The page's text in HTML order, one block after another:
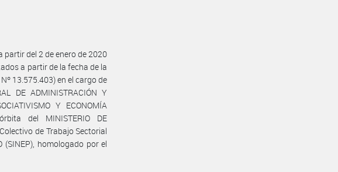
partir del 2 de enero de 2020
a partir de la fecha de la
13.575.403) en el cargo de
DE ADMINISTRACIÓN Y
Y ECONOMÍA
del MINISTERIO DE
de Trabajo Sectorial
(SINEP), homologado por el